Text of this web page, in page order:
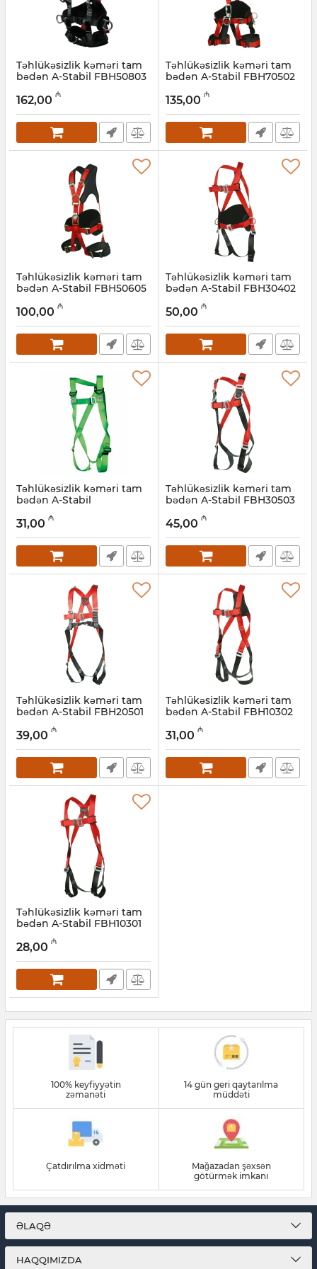
Təhlükəsizlik kəməri tam
bədən A-Stabil FBH50803
047001009
162,00 ₼
Təhlükəsizlik kəməri tam
bədən A-Stabil FBH70502
047001008
135,00 ₼
Təhlükəsizlik kəməri tam
bədən A-Stabil FBH50605
047001007
100,00 ₼
Təhlükəsizlik kəməri tam
bədən A-Stabil FBH30402
047001005
50,00 ₼
Təhlükəsizlik kəməri tam
bədən A-Stabil
Artikul:
31,00 ₼
Təhlükəsizlik kəməri tam
bədən A-Stabil FBH30503
047001004
45,00 ₼
Təhlükəsizlik kəməri tam
bədən A-Stabil FBH20501
047001003
39,00 ₼
Təhlükəsizlik kəməri tam
bədən A-Stabil FBH10302
047001002
31,00 ₼
Təhlükəsizlik kəməri tam
bədən A-Stabil FBH10301
047001001
28,00 ₼
100% keyfiyyətin
zəmanəti
14 gün geri qaytarılma
müddəti
Çatdırılma xidməti
Mağazadan şəxsən
götürmək imkanı
ƏLAQƏ
HAQQIMIZDA